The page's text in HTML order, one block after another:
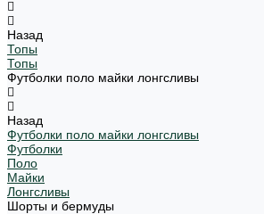
Назад
Топы
Топы
Футболки поло майки лонгсливы
Назад
Футболки поло майки лонгсливы
Футболки
Поло
Майки
Лонгсливы
Шорты и бермуды